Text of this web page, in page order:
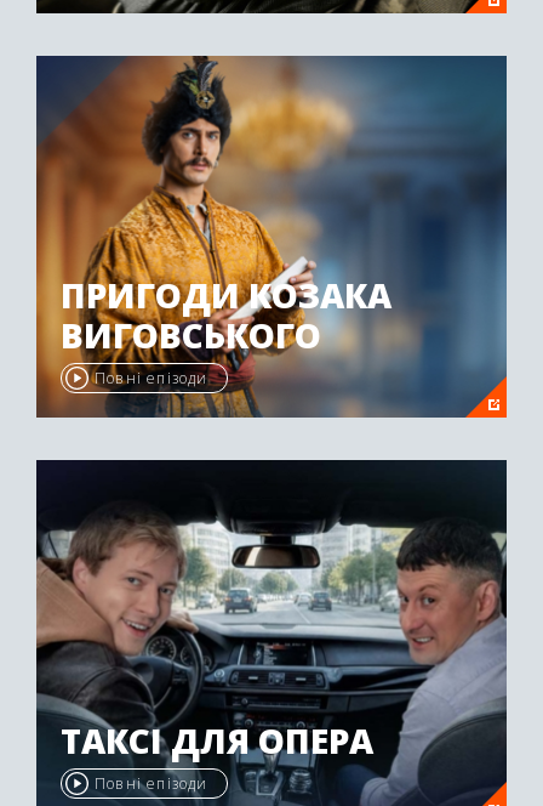
ПРИГОДИ КОЗАКА
ВИГОВСЬКОГО
Повні епізоди
ТАКСІ ДЛЯ ОПЕРА
Повні епізоди